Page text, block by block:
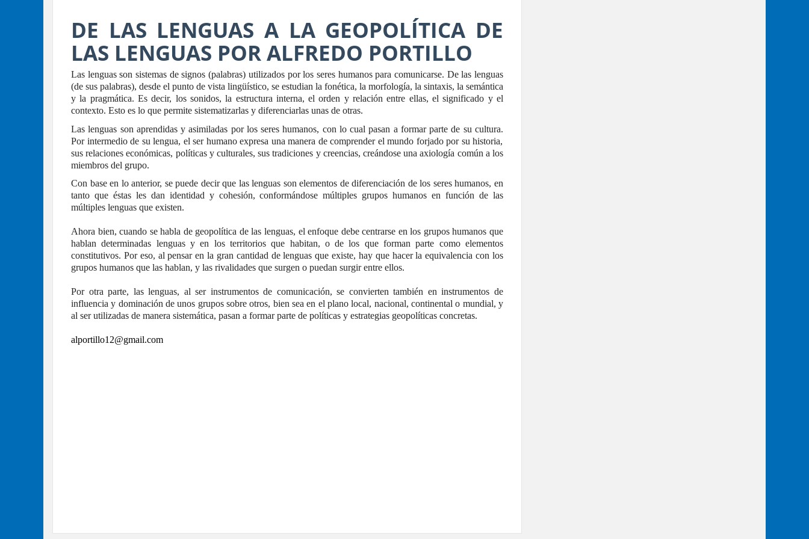
DE LAS LENGUAS A LA GEOPOLÍTICA DE
LAS LENGUAS POR ALFREDO PORTILLO
Las lenguas son sistemas de signos (palabras) utilizados por los seres humanos para comunicarse. De las lenguas
(de sus palabras), desde el punto de vista lingüístico, se estudian la fonética, la morfología, la sintaxis, la semántica
y la pragmática. Es decir, los sonidos, la estructura interna, el orden y relación entre ellas, el significado y el
contexto. Esto es lo que permite sistematizarlas y diferenciarlas unas de otras.
Las lenguas son aprendidas y asimiladas por los seres humanos, con lo cual pasan a formar parte de su cultura.
Por intermedio de su lengua, el ser humano expresa una manera de comprender el mundo forjado por su historia,
sus relaciones económicas, políticas y culturales, sus tradiciones y creencias, creándose una axiología común a los
miembros del grupo.
Con base en lo anterior, se puede decir que las lenguas son elementos de diferenciación de los seres humanos, en
tanto que éstas les dan identidad y cohesión, conformándose múltiples grupos humanos en función de las
múltiples lenguas que existen.
Ahora bien, cuando se habla de geopolítica de las lenguas, el enfoque debe centrarse en los grupos humanos que
hablan determinadas lenguas y en los territorios que habitan, o de los que forman parte como elementos
constitutivos. Por eso, al pensar en la gran cantidad de lenguas que existe, hay que hacer la equivalencia con los
grupos humanos que las hablan, y las rivalidades que surgen o puedan surgir entre ellos.
Por otra parte, las lenguas, al ser instrumentos de comunicación, se convierten también en instrumentos de
influencia y dominación de unos grupos sobre otros, bien sea en el plano local, nacional, continental o mundial, y
al ser utilizadas de manera sistemática, pasan a formar parte de políticas y estrategias geopolíticas concretas.
alportillo12@gmail.com